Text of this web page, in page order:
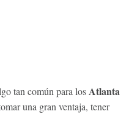
tan común para losAtlanta
una gran ventaja, tener